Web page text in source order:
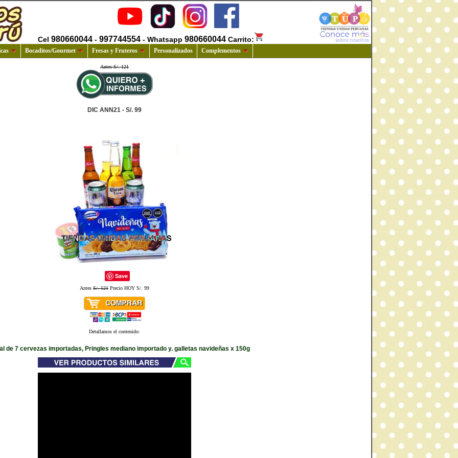
Cel 980660044 - 997744554 - Whatsapp 980660044 Carrito:
Bocaditos/Gourmet Fresas y Fruteros Personalizados Complementos
Antes S/. 121
DIC ANN21 - S/. 99
Save
Antes S/. 121 Precio HOY S/. 99
Detallamos el contenido:
de 7 cervezas importadas, Pringles mediano importado y. galletas navideñas x 150g